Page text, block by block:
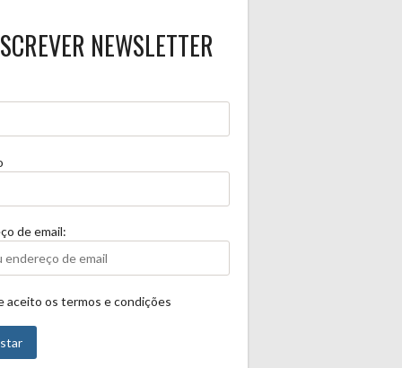
NEWSLETTER
de email:
aceito os termos e condições